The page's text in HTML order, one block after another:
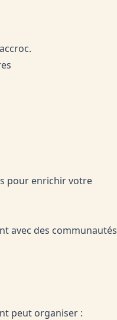
pour enrichir votre
avec des communautés
peut organiser :